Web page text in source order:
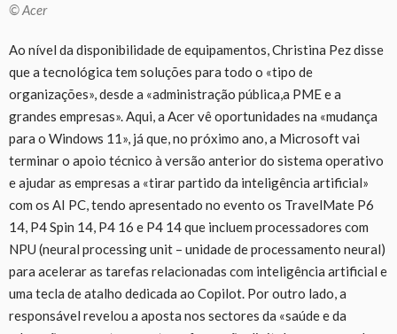
© Acer
Ao nível da disponibilidade de equipamentos, Christina Pez disse
que a tecnológica tem soluções para todo o «tipo de
organizações», desde a «administração pública,a PME e a
grandes empresas». Aqui, a Acer vê oportunidades na «mudança
para o Windows 11», já que, no próximo ano, a Microsoft vai
terminar o apoio técnico à versão anterior do sistema operativo
e ajudar as empresas a «tirar partido da inteligência artificial»
com os AI PC, tendo apresentado no evento os TravelMate P6
14, P4 Spin 14, P4 16 e P4 14 que incluem processadores com
NPU (neural processing unit – unidade de processamento neural)
para acelerar as tarefas relacionadas com inteligência artificial e
uma tecla de atalho dedicada ao Copilot. Por outro lado, a
responsável revelou a aposta nos sectores da «saúde e da